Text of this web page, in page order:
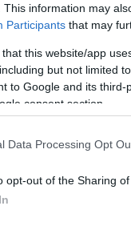
This information may
Participants that may
that this website/app
but not limited
to Google and its
consent section.
Data Processing Opt
opt-out of the Sharing
οι Λευτέρης
10 μέτρησε ο
ενώ 13
Παπαπέτρου,